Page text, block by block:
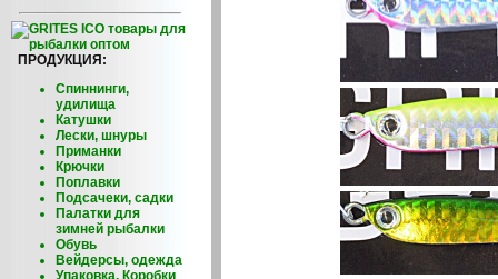
ПРОДУКЦИЯ:
Спиннинги,
удилища
Катушки
Лески, шнуры
Приманки
Крючки
Поплавки
Подсачеки, садки
Палатки для
зимней рыбалки
Обувь
Вейдерсы, одежда
Упаковка, Коробки